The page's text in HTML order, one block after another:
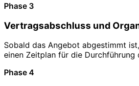
Phase 3
Vertragsabschluss und
Sobald das Angebot abgestimmt
einen Zeitplan für die
Phase 4